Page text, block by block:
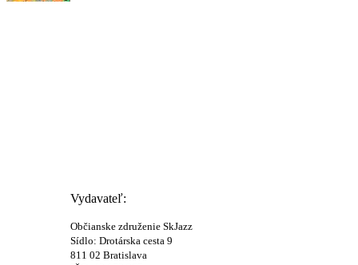
Vydavateľ:
Občianske združenie SkJazz
Sídlo: Drotárska cesta 9
811 02 Bratislava